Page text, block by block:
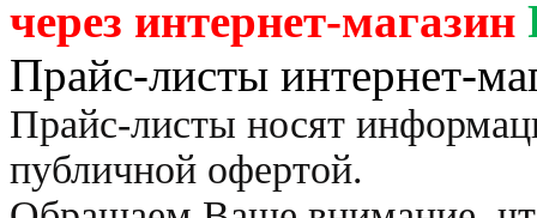
через интернет-магазин
Прайс-листы интернет-
Прайс-листы носят
публичной офертой.